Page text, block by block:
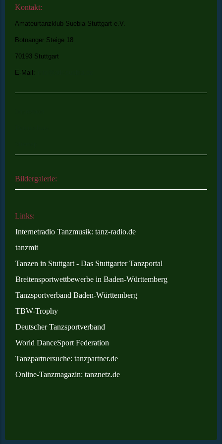
Kontakt:
Amateurtanzklub Suebia Stuttgart e.V.
Botnanger Steige 18
70193 Stuttgart
E-Mail:
Bildergalerie:
Links:
Internetradio Tanzmusik: tanz-radio.de
tanzmit
Tanzen in Stuttgart - Das Stuttgarter Tanzportal
Breitensportwettbewerbe in Baden-Württemberg
Tanzsportverband Baden-Württemberg
TBW-Trophy
Deutscher Tanzsportverband
World DanceSport Federation
Tanzpartnersuche: tanzpartner.de
Online-Tanzmagazin: tanznetz.de